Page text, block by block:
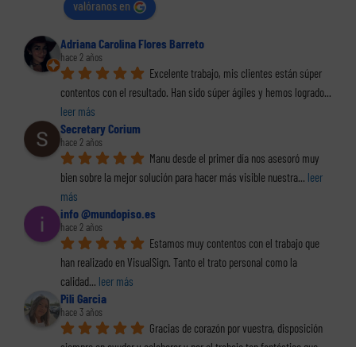
valóranos en
Adriana Carolina Flores Barreto
hace 2 años
Excelente trabajo, mis clientes están súper
contentos con el resultado. Han sido súper ágiles y hemos logrado
leer más
Secretary Corium
hace 2 años
Manu desde el primer día nos asesoró muy
bien sobre la mejor solución para hacer más visible nuestra... leer
más
info @mundopiso.es
hace 2 años
Estamos muy contentos con el trabajo que
han realizado en VisualSign. Tanto el trato personal como la
calidad... leer más
Pili Garcia
hace 3 años
Gracias de corazón por vuestra, disposición